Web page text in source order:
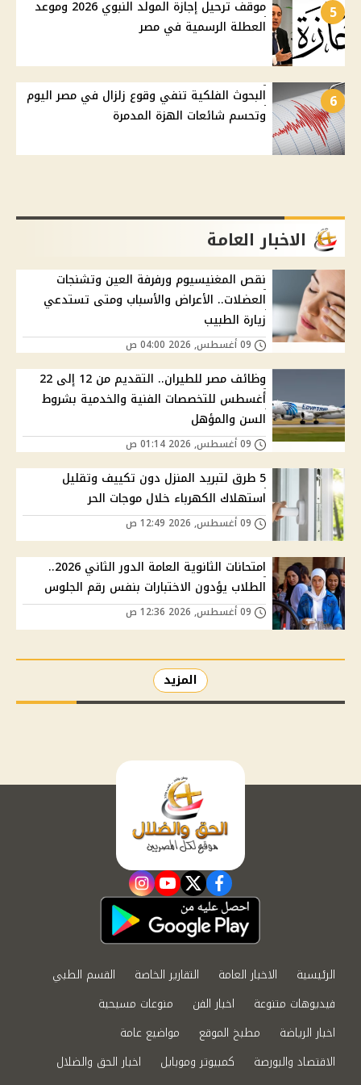
5
موقف ترحيل إجازة المولد النبوي 2026 وموعد
العطلة الرسمية في مصر
6
البحوث الفلكية تنفي وقوع زلزال في مصر اليوم
وتحسم شائعات الهزة المدمرة
الاخبار العامة
نقص المغنيسيوم ورفرفة العين وتشنجات
العضلات.. الأعراض والأسباب ومتى تستدعي
زيارة الطبيب
وظائف مصر للطيران.. التقديم من 12 إلى 22
أغسطس للتخصصات الفنية والخدمية بشروط
السن والمؤهل
5 طرق لتبريد المنزل دون تكييف وتقليل
استهلاك الكهرباء خلال موجات الحر
امتحانات الثانوية العامة الدور الثاني 2026..
الطلاب يؤدون الاختبارات بنفس رقم الجلوس
المزيد
facebook
twitter
youtube
instagram
الرئيسية الاخبار العامة التقارير الخاصة
القسم الطبي
فيديوهات متنوعة
اخبار الفن
منوعات مسيحية
اخبار الرياضة
مطبخ الموقع
مواضيع عامة
الاقتصاد والبورصة
كمبيوتر وموبايل
اخبار الحق والضلال